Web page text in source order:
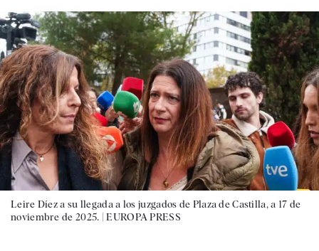
Leire Díez a su llegada a los juzgados de Plaza de Castilla, a 17 de
noviembre de 2025. |EUROPA PRESS